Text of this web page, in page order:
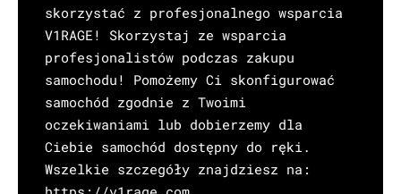
skorzystać z profesjonalnego wsparcia
V1RAGE! Skorzystaj ze wsparcia
profesjonalistów podczas zakupu
samochodu! Pomożemy Ci skonfigurować
samochód zgodnie z Twoimi
oczekiwaniami lub dobierzemy dla
Ciebie samochód dostępny do ręki.
Wszelkie szczegóły znajdziesz na: